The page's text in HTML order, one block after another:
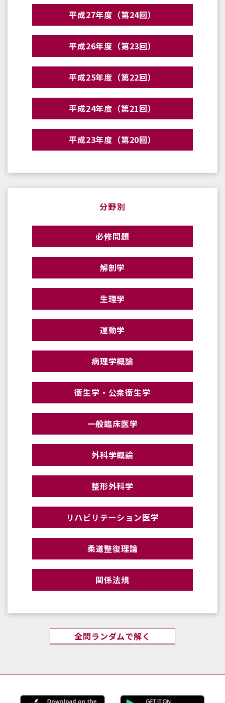
平成27年度（第24回）
平成26年度（第23回）
平成25年度（第22回）
平成24年度（第21回）
平成23年度（第20回）
分野別
必修問題
解剖学
生理学
運動学
病理学概論
衛生学・公衆衛生学
一般臨床医学
外科学概論
整形外科学
リハビリテーション医学
柔道整復理論
関係法規
全問ランダムで解く